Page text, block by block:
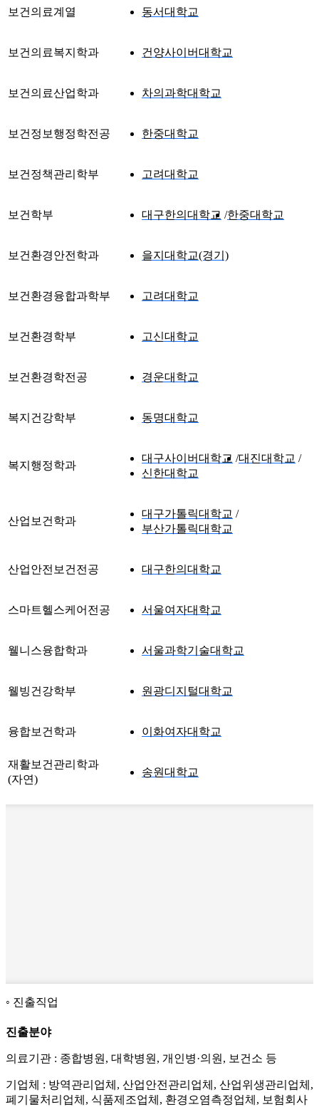
보건의료계열 동서대학교
보건의료복지학과 건양사이버대학교
보건의료산업학과 차의과학대학교
보건정보행정학전공 한중대학교
보건정책관리학부 고려대학교
보건학부 대구한의대학교 한중대학교
보건환경안전학과 을지대학교(경기)
보건환경융합과학부 고려대학교
보건환경학부 고신대학교
보건환경학전공 경운대학교
복지건강학부 동명대학교
복지행정학과
대구사이버대학교 대진대학교
신한대학교
산업보건학과
대구가톨릭대학교
부산가톨릭대학교
산업안전보건전공 대구한의대학교
스마트헬스케어전공 서울여자대학교
웰니스융합학과 서울과학기술대학교
웰빙건강학부 원광디지털대학교
융합보건학과 이화여자대학교
재활보건관리학과
(자연)
송원대학교
진출직업
진출분야
의료기관 : 종합병원, 대학병원, 개인병·의원, 보건소 등
기업체 : 방역관리업체, 산업안전관리업체, 산업위생관리업체,
폐기물처리업체, 식품제조업체, 환경오염측정업체, 보험회사